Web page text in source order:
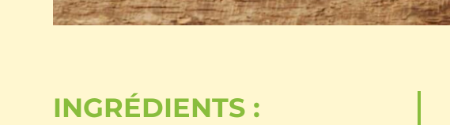
INGRÉDIENTS :